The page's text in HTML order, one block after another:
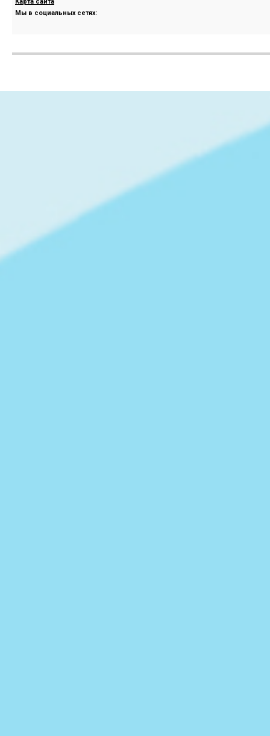
Карта сайта
Мы в социальных сетях: